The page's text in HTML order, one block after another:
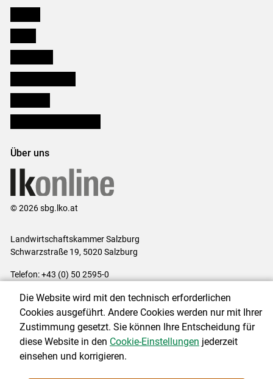
Über uns
© 2026 sbg.lko.at
Landwirtschaftskammer Salzburg
Schwarzstraße 19, 5020 Salzburg
Telefon: +43 (0) 50 2595-0
Impressum|Kontakt|Datenschutzerklärung|Barrierefreiheit|
Cookie-Einstellungen
Die Website wird mit den technisch erforderlichen
Cookies ausgeführt. Andere Cookies werden nur mit Ihrer
Zustimmung gesetzt. Sie können Ihre Entscheidung für
diese Website in den Cookie-Einstellungen jederzeit
einsehen und korrigieren.